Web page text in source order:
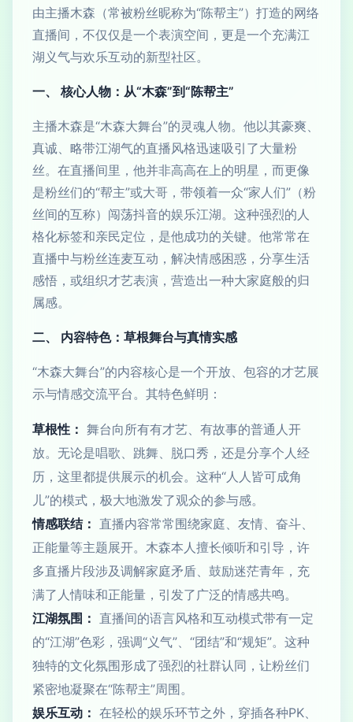
由主播木森（常被粉丝昵称为“陈帮主”）打造的网络
直播间，不仅仅是一个表演空间，更是一个充满江
湖义气与欢乐互动的新型社区。
一、 核心人物：从“木森”到“陈帮主”
主播木森是“木森大舞台”的灵魂人物。他以其豪爽、
真诚、略带江湖气的直播风格迅速吸引了大量粉
丝。在直播间里，他并非高高在上的明星，而更像
是粉丝们的“帮主”或大哥，带领着一众“家人们”（粉
丝间的互称）闯荡抖音的娱乐江湖。这种强烈的人
格化标签和亲民定位，是他成功的关键。他常常在
直播中与粉丝连麦互动，解决情感困惑，分享生活
感悟，或组织才艺表演，营造出一种大家庭般的归
属感。
二、 内容特色：草根舞台与真情实感
“木森大舞台”的内容核心是一个开放、包容的才艺展
示与情感交流平台。其特色鲜明：
草根性： 舞台向所有有才艺、有故事的普通人开
放。无论是唱歌、跳舞、脱口秀，还是分享个人经
历，这里都提供展示的机会。这种“人人皆可成角
儿”的模式，极大地激发了观众的参与感。
情感联结： 直播内容常常围绕家庭、友情、奋斗、
正能量等主题展开。木森本人擅长倾听和引导，许
多直播片段涉及调解家庭矛盾、鼓励迷茫青年，充
满了人情味和正能量，引发了广泛的情感共鸣。
江湖氛围： 直播间的语言风格和互动模式带有一定
的“江湖”色彩，强调“义气”、“团结”和“规矩”。这种
独特的文化氛围形成了强烈的社群认同，让粉丝们
紧密地凝聚在“陈帮主”周围。
娱乐互动： 在轻松的娱乐环节之外，穿插各种PK、